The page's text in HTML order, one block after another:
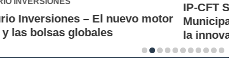
IP-CFT Santo Tomás y Red de Hubs
Municipales firman alianza para impulsar
la innovación en los territorios